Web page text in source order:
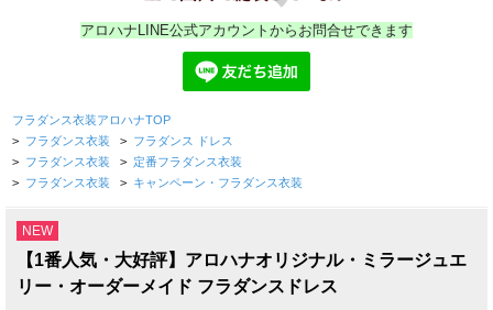
アロハナLINE公式アカウントからお問合せできます
フラダンス衣装アロハナTOP
> フラダンス衣装 > フラダンス ドレス
> フラダンス衣装 > 定番フラダンス衣装
> フラダンス衣装 > キャンペーン・フラダンス衣装
NEW
【1番人気・大好評】アロハナオリジナル・ミラージュエ
リー・オーダーメイド フラダンスドレス